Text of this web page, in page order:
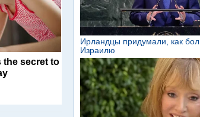
the secret to